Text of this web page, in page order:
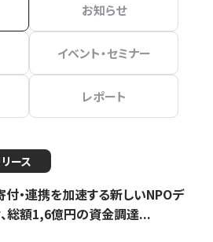
お知らせ
イベント・セミナー
レポート
ース
付・連携を加速する新しいNPOデ
総額1,6億円の資金調達...